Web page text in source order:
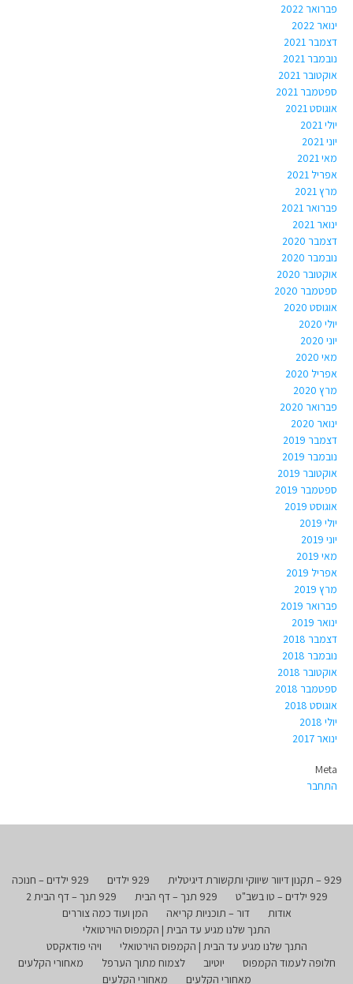
פברואר 2022
ינואר 2022
דצמבר 2021
נובמבר 2021
אוקטובר 2021
ספטמבר 2021
אוגוסט 2021
יולי 2021
יוני 2021
מאי 2021
אפריל 2021
מרץ 2021
פברואר 2021
ינואר 2021
דצמבר 2020
נובמבר 2020
אוקטובר 2020
ספטמבר 2020
אוגוסט 2020
יולי 2020
יוני 2020
מאי 2020
אפריל 2020
מרץ 2020
פברואר 2020
ינואר 2020
דצמבר 2019
נובמבר 2019
אוקטובר 2019
ספטמבר 2019
אוגוסט 2019
יולי 2019
יוני 2019
מאי 2019
אפריל 2019
מרץ 2019
פברואר 2019
ינואר 2019
דצמבר 2018
נובמבר 2018
אוקטובר 2018
ספטמבר 2018
אוגוסט 2018
יולי 2018
ינואר 2017
Meta
התחבר
929 – תקנון דיוור שיווקי ותקשורת דיגיטלית 929 ילדים
929 ילדים – חנוכה
929 ילדים – טו בשב"ט
929 תנך – דף הבית
929 תנך – דף הבית 2
אודות
דור – תוכניות קריאה
המן ועוד כמה צוררים
התנך שלנו מגיע עד הבית | הקמפוס הוירטואלי
התנך שלנו מגיע עד הבית | הקמפוס הוירטואלי
ויהי פודאקסט
חלופה לעמוד הקמפוס
יוטיוב לצמוח מתוך הערפל
מאחורי הקלעים
מאחורי הקלעים
מאחורי הקלעים